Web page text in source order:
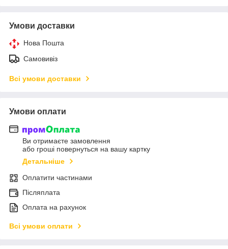
Умови доставки
Нова Пошта
Самовивіз
Всі умови доставки
Умови оплати
Ви отримаєте замовлення
або гроші повернуться на вашу картку
Детальніше
Оплатити частинами
Післяплата
Оплата на рахунок
Всі умови оплати